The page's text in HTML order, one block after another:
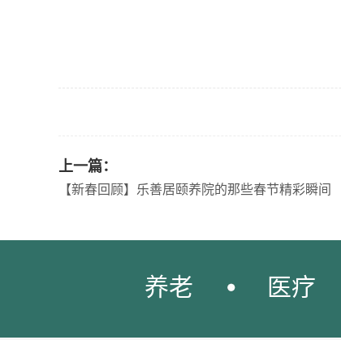
上一篇：
【新春回顾】乐善居颐养院的那些春节精彩瞬间
养老 医疗